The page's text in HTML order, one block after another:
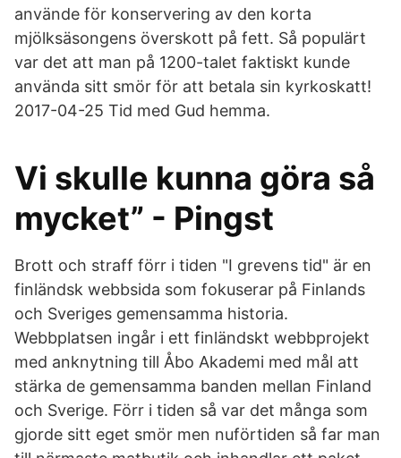
använde för konservering av den korta
mjölksäsongens överskott på fett. Så populärt
var det att man på 1200-talet faktiskt kunde
använda sitt smör för att betala sin kyrkoskatt!
2017-04-25 Tid med Gud hemma.
Vi skulle kunna göra så
mycket” - Pingst
Brott och straff förr i tiden "I grevens tid" är en
finländsk webbsida som fokuserar på Finlands
och Sveriges gemensamma historia.
Webbplatsen ingår i ett finländskt webbprojekt
med anknytning till Åbo Akademi med mål att
stärka de gemensamma banden mellan Finland
och Sverige. Förr i tiden så var det många som
gjorde sitt eget smör men nuförtiden så far man